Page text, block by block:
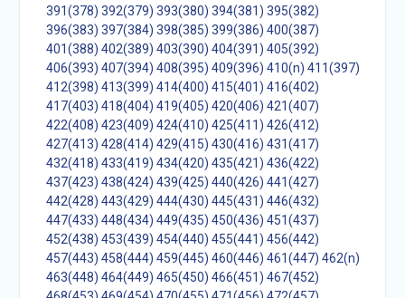
391(378) 392(379) 393(380) 394(381) 395(382)
396(383) 397(384) 398(385) 399(386) 400(387)
401(388) 402(389) 403(390) 404(391) 405(392)
406(393) 407(394) 408(395) 409(396) 410(n) 411(397)
412(398) 413(399) 414(400) 415(401) 416(402)
417(403) 418(404) 419(405) 420(406) 421(407)
422(408) 423(409) 424(410) 425(411) 426(412)
427(413) 428(414) 429(415) 430(416) 431(417)
432(418) 433(419) 434(420) 435(421) 436(422)
437(423) 438(424) 439(425) 440(426) 441(427)
442(428) 443(429) 444(430) 445(431) 446(432)
447(433) 448(434) 449(435) 450(436) 451(437)
452(438) 453(439) 454(440) 455(441) 456(442)
457(443) 458(444) 459(445) 460(446) 461(447) 462(n)
463(448) 464(449) 465(450) 466(451) 467(452)